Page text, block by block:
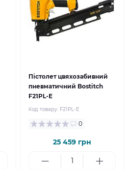
Пістолет цвяхозабивний
пневматичний Bostitch
F21PL-E
Код товару: F21PL-E
0
25 459 грн